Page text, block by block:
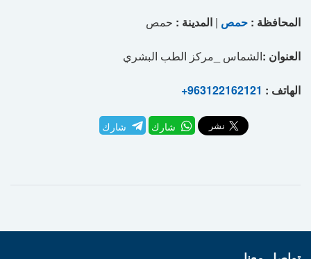
المحافظة : حمص | المدينة : حمص
العنوان :الشماس _مركز الطب البشري
الهاتف : +963122162121
شارك شارك